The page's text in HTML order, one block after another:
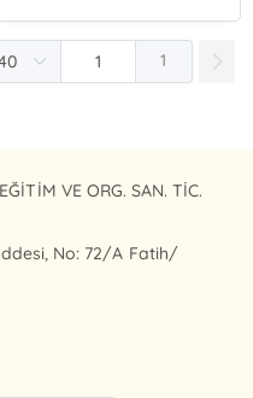
1
VE ORG. SAN. TİC.
No: 72/A Fatih/